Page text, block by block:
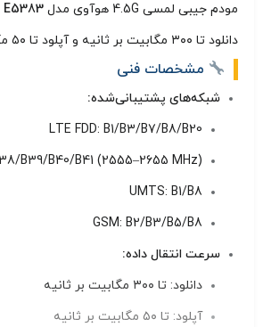
مودم جیبی لمسی 4.5G هوآوی مدل E5383
دانلود تا ۳۰۰ مگابیت بر ثانیه و آپلود تا ۵۰ مگابیت بر ثانیه را ارائه می‌دهد.
مشخصات فنی
شبکه‌های پشتیبانی‌شده:
LTE FDD: B1/B3/B7/B8/B20
B39/B40/B41 (2555–2655 MHz)
UMTS: B1/B8
GSM: B2/B3/B5/B8
سرعت انتقال داده:
دانلود: تا ۳۰۰ مگابیت بر ثانیه
آپلود: تا ۵۰ مگابیت بر ثانیه